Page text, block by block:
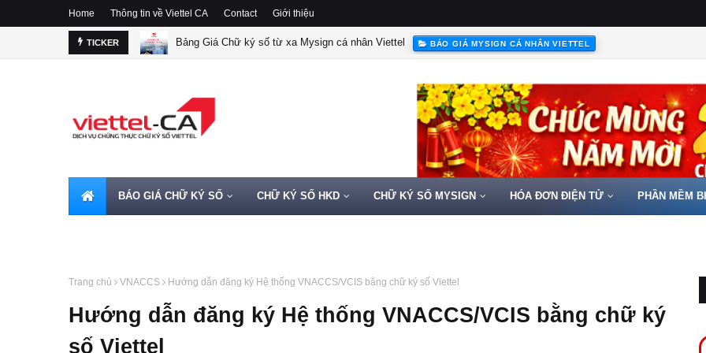
Home Thông tin về Viettel CA Contact Giới thiệu
TICKER Bảng Giá Chữ ký số từ xa Mysign cá nhân Viettel BÁO GIÁ MYSIGN CÁ NHÂN VIETTEL
BÁO GIÁ CHỮ KÝ SỐ CHỮ KÝ SỐ HKD CHỮ KÝ SỐ MYSIGN HÓA ĐƠN ĐIỆN TỬ PHẦN MỀM
Trang chủ VNACCS Hướng dẫn đăng ký Hệ thống VNACCS/VCIS bằng chữ ký số Viettel
Hướng dẫn đăng ký Hệ thống VNACCS/VCIS bằng chữ ký
số Viettel